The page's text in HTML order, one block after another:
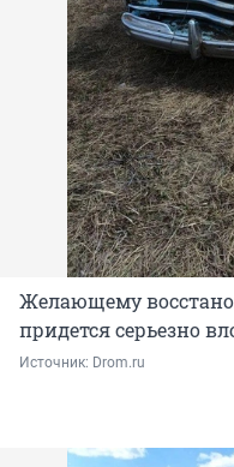
Желающему
придется серьезно
Источник: Drom.ru